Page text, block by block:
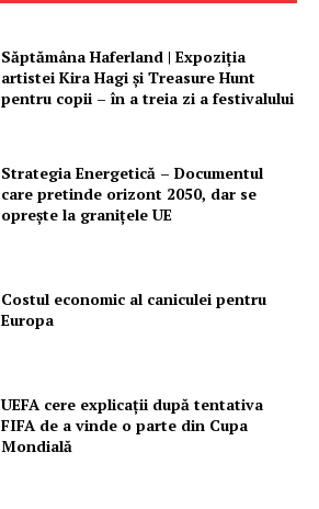
Săptămâna Haferland | Expoziţia
artistei Kira Hagi şi Treasure Hunt
pentru copii – în a treia zi a festivalului
Strategia Energetică – Documentul
care pretinde orizont 2050, dar se
oprește la granițele UE
Costul economic al caniculei pentru
Europa
UEFA cere explicații după tentativa
FIFA de a vinde o parte din Cupa
Mondială